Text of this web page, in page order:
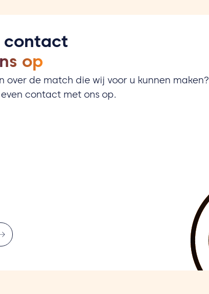
contact
op
over de match die wij voor u kunnen maken?
even contact met ons op.